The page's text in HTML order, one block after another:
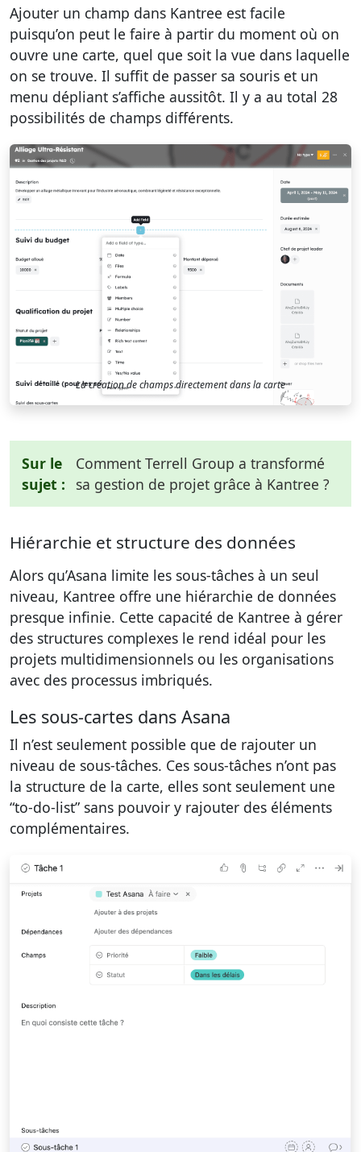
Ajouter un champ dans Kantree est facile
puisqu’on peut le faire à partir du moment où on
ouvre une carte, quel que soit la vue dans laquelle
on se trouve. Il suffit de passer sa souris et un
menu dépliant s’affiche aussitôt. Il y a au total 28
possibilités de champs différents.
La création de champs directement dans la carte
Sur le
sujet :
Comment Terrell Group a transformé
sa gestion de projet grâce à Kantree ?
Hiérarchie et structure des données
Alors qu’Asana limite les sous-tâches à un seul
niveau, Kantree offre une hiérarchie de données
presque infinie. Cette capacité de Kantree à gérer
des structures complexes le rend idéal pour les
projets multidimensionnels ou les organisations
avec des processus imbriqués.
Les sous-cartes dans Asana
Il n’est seulement possible que de rajouter un
niveau de sous-tâches. Ces sous-tâches n’ont pas
la structure de la carte, elles sont seulement une
“to-do-list” sans pouvoir y rajouter des éléments
complémentaires.